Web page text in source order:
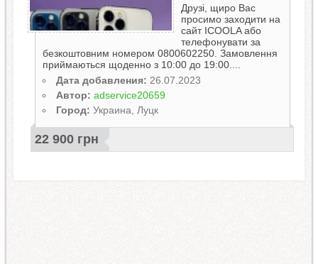
Друзі, щиро Вас
просимо заходити на
сайт ICOOLA або
телефонувати за
безкоштовним номером 0800602250. Замовлення
приймаються щоденно з 10:00 до 19:00....
Дата добавления: 26.07.2023
Автор: adservice20659
Город: Украина, Луцк
22 900 грн